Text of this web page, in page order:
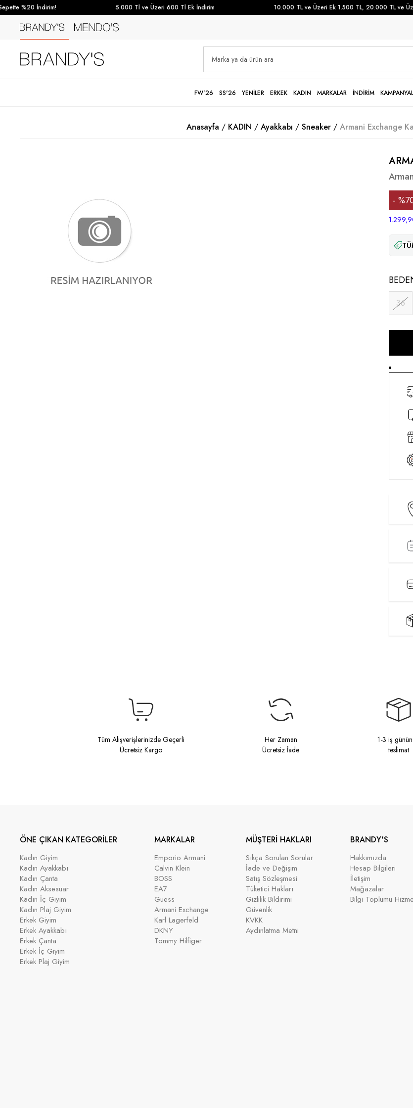
%20 İndirim! 5.000 Tl ve Üzeri 600 Tl Ek İndirim 10.000 TL ve Üzeri Ek 1.500 TL, 20.000 TL ve
FW'26 SS'26 YENİLER ERKEK KADIN MARKALAR İNDİRİM
Anasayfa KADIN Ayakkabı Sneaker Armani Exchange
%
36
Tüm Alışverişlerinizde Geçerli
Ücretsiz Kargo
Her Zaman
Ücretsiz İade
1-3 iş
teslimat
ÖNE ÇIKAN KATEGORİLER
Kadın Giyim
Kadın Ayakkabı
Kadın Çanta
Kadın Aksesuar
Kadın İç Giyim
Kadın Plaj Giyim
Erkek Giyim
Erkek Ayakkabı
Erkek Çanta
Erkek İç Giyim
Erkek Plaj Giyim
MARKALAR
Emporio Armani
Calvin Klein
BOSS
EA7
Guess
Armani Exchange
Karl Lagerfeld
DKNY
Tommy Hilfiger
MÜŞTERİ HAKLARI
Sıkça Sorulan Sorular
İade ve Değişim
Satış Sözleşmesi
Tüketici Hakları
Gizlilik Bildirimi
Güvenlik
KVKK
Aydınlatma Metni
BRANDY'S
Hakkımızda
Hesap Bilgileri
İletişim
Mağazalar
Bilgi Toplumu